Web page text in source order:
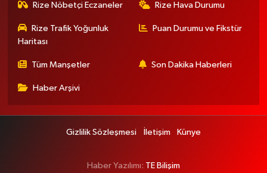
Rize Nöbetçi Eczaneler Rize Hava Durumu
Rize Trafik Yoğunluk
Haritası
Puan Durumu ve Fikstür
Tüm Manşetler Son Dakika Haberleri
Haber Arşivi
Gizlilik Sözleşmesi İletişim Künye
Haber Yazılımı: TE Bilişim